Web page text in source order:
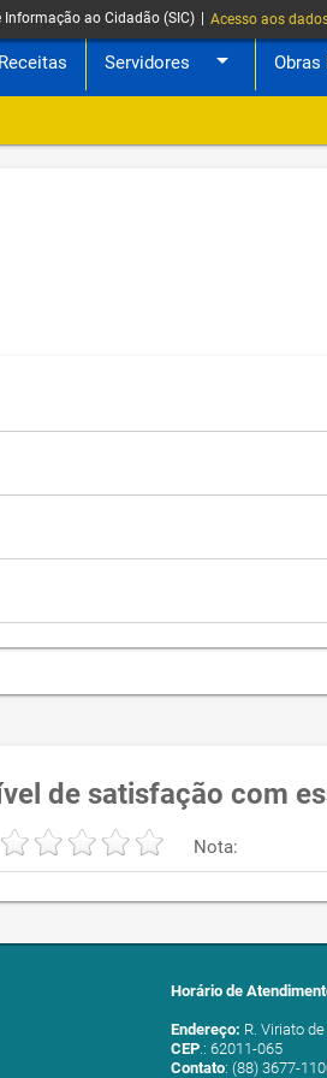
Informação ao Cidadão (SIC) Acesso aos
Receitas Servidores arrow_drop_down Obras
de satisfação com
Nota:
Horário de
Endereço: R. Viriato
CEP.: 62011-065
Contato: (88) 3677-